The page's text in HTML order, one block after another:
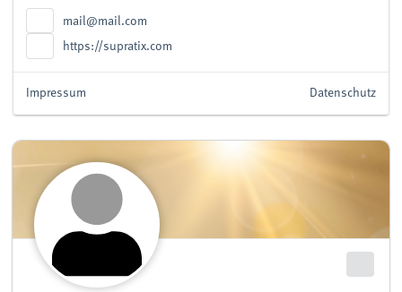
mail@mail.com
https://supratix.com
Datenschutz
Impressum